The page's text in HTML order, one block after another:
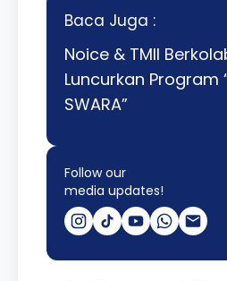
Baca Juga :
Noice & TMII
Luncurkan Program
SWARA”
Follow our
media updates!